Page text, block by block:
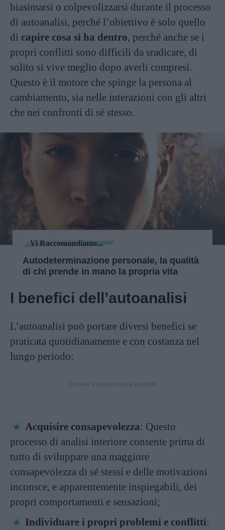
biasimarsi o colpevolizzarsi durante il processo
di autoanalisi, perché l’obiettivo è solo quello
di capire cosa si ha dentro, perché anche se i
propri conflitti sono difficili da sradicare, di
solito si vive meglio dopo averli compresi.
Questo è il motore che spinge la persona al
cambiamento, sia nelle interazioni con gli altri
che nei confronti di sé stesso.
Vi Raccomandiamo...
Autodeterminazione personale, la qualità
di chi prende in mano la propria vita
I benefici dell’autoanalisi
L’autoanalisi può portare diversi benefici se
praticata quotidianamente e con costanza nel
lungo periodo:
Acquisire consapevolezza: Questo
processo di analisi interiore consente prima di
tutto di sviluppare una maggiore
consapevolezza di sé stessi e delle motivazioni
inconsce, e apparentemente inspiegabili, dei
propri comportamenti e sensazioni;
Individuare i propri problemi e conflitti: